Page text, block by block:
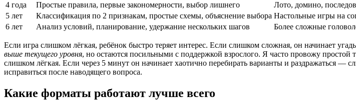
4 года
Простые правила, первые закономерности, выбор лишнего
Лото, домино,
5 лет
Классификация по 2 признакам, простые схемы, объяснение выбора Настольные игры на
6 лет
Анализ условий, планирование, удержание нескольких шагов Более сложные
Если игра слишком лёгкая, ребёнок быстро теряет интерес. Если слишком сложная, он начинает
выше текущего уровня, но остаются посильными с поддержкой взрослого. Я часто провожу
слишком лёгкая. Если через 5 минут он начинает хаотично перебирать варианты и раздражаться
исправиться после наводящего вопроса.
Какие форматы работают лучше всего